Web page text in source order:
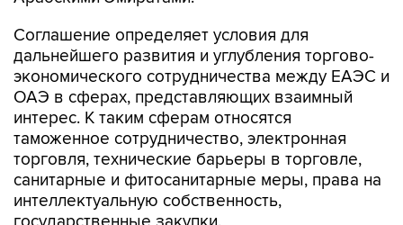
Соглашение определяет условия для
дальнейшего развития и углубления торгово-
экономического сотрудничества между ЕАЭС и
ОАЭ в сферах, представляющих взаимный
интерес. К таким сферам относятся
таможенное сотрудничество, электронная
торговля, технические барьеры в торговле,
санитарные и фитосанитарные меры, права на
интеллектуальную собственность,